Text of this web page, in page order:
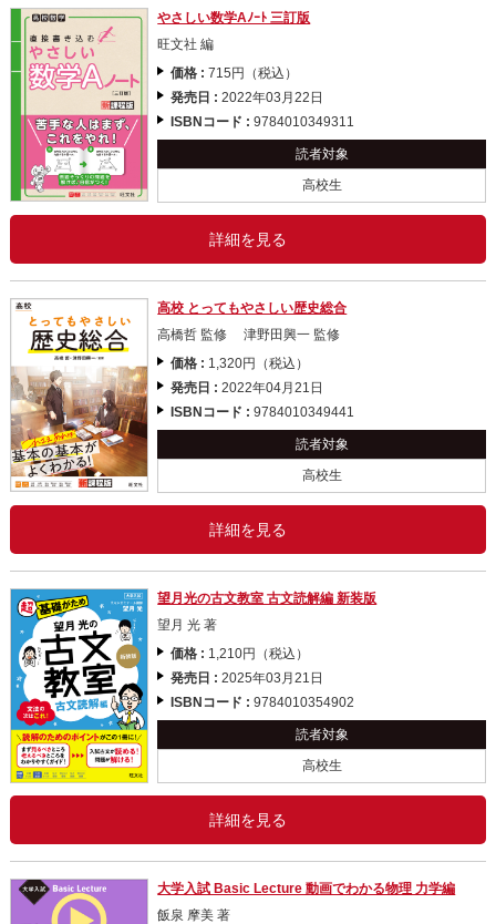
やさしい数学Aﾉｰﾄ 三訂版
旺文社 編
価格 :715円（税込）
発売日 :2022年03月22日
ISBNコード :9784010349311
読者対象
高校生
詳細を見る
高校 とってもやさしい歴史総合
高橋哲 監修 津野田興一 監修
価格 : 1,320円（税込）
発売日 :2022年04月21日
ISBNコード :9784010349441
読者対象
高校生
詳細を見る
望月光の古文教室 古文読解編 新装版
望月 光 著
価格 : 1,210円（税込）
発売日 :2025年03月21日
ISBNコード :9784010354902
読者対象
高校生
詳細を見る
大学入試 Basic Lecture 動画でわかる物理 力学編
飯泉 摩美 著